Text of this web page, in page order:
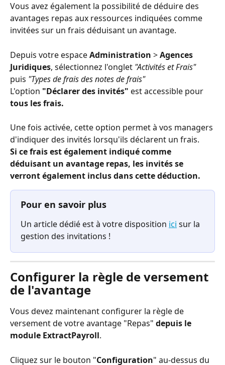
Vous avez également la possibilité de déduire des
avantages repas aux ressources indiquées comme
invitées sur un frais déduisant un avantage.
Depuis votre espace Administration > Agences
Juridiques, sélectionnez l'onglet "Activités et Frais"
puis "Types de frais des notes de frais"
L'option "Déclarer des invités" est accessible pour
tous les frais.
Une fois activée, cette option permet à vos managers
d'indiquer des invités lorsqu'ils déclarent un frais.
Si ce frais est également indiqué comme
déduisant un avantage repas, les invités se
verront également inclus dans cette déduction.
Pour en savoir plus
Un article dédié est à votre disposition ici sur la
gestion des invitations !
Configurer la règle de versement
de l'avantage
Vous devez maintenant configurer la règle de
versement de votre avantage "Repas" depuis le
module ExtractPayroll.
Cliquez sur le bouton "Configuration" au-dessus du